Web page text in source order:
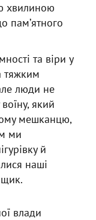
хвилиною
памʼятного
та віри у
тяжким
люди не
який
мешканцю,
ми
й
наші
влади